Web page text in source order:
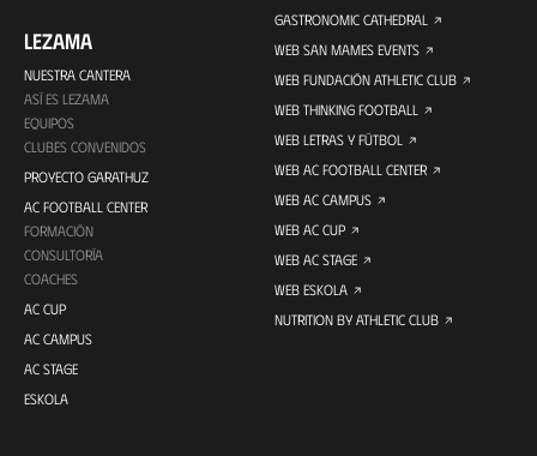
LEZAMA
NUESTRA CANTERA
ASÍ ES LEZAMA
EQUIPOS
CLUBES CONVENIDOS
PROYECTO GARATHUZ
AC FOOTBALL CENTER
FORMACIÓN
CONSULTORÍA
COACHES
AC CUP
AC CAMPUS
AC STAGE
ESKOLA
GASTRONOMIC CATHEDRAL
WEB SAN MAMES EVENTS
WEB FUNDACIÓN ATHLETIC CLUB
WEB THINKING FOOTBALL
WEB LETRAS Y FÚTBOL
WEB AC FOOTBALL CENTER
WEB AC CAMPUS
WEB AC CUP
WEB AC STAGE
WEB ESKOLA
NUTRITION BY ATHLETIC CLUB